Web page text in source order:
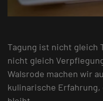
Tagung ist nicht gleich
nicht gleich
Walsrode machen wir
kulinarische